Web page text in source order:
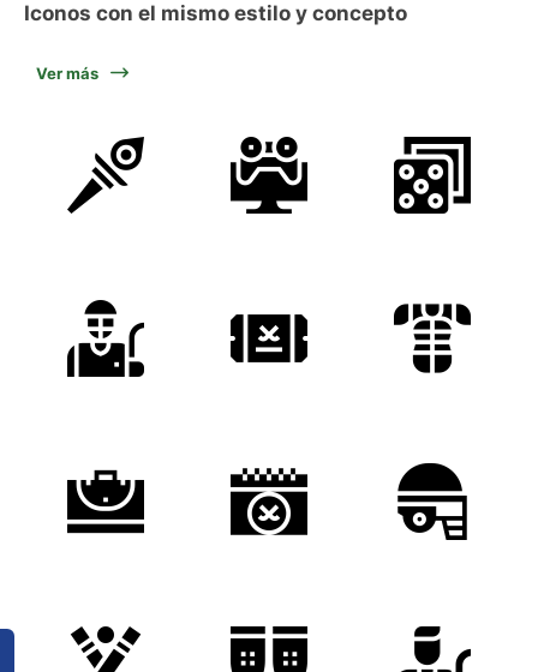
Iconos con el mismo estilo y concepto
Ver más